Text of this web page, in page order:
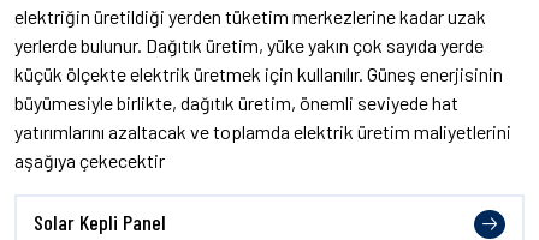
elektriğin üretildiği yerden tüketim merkezlerine kadar uzak
yerlerde bulunur. Dağıtık üretim, yüke yakın çok sayıda yerde
küçük ölçekte elektrik üretmek için kullanılır. Güneş enerjisinin
büyümesiyle birlikte, dağıtık üretim, önemli seviyede hat
yatırımlarını azaltacak ve toplamda elektrik üretim maliyetlerini
aşağıya çekecektir
Solar Kepli Panel